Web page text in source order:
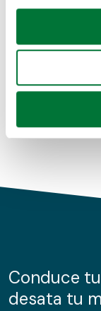
Si lo permite,
Recopilar
Identificar
para buscar
Obtenga más
de cookies.
información
nuestros
Coches de
Coches de km0
Conduce
desata tu